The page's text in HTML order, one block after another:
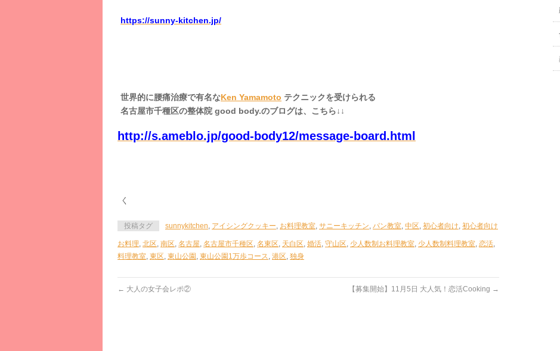
https://sunny-kitchen.jp/
世界的に腰痛治療で有名なKen Yamamoto テクニックを受けられる
名古屋市千種区の整体院 good body.のブログは、こちら↓↓
http://s.ameblo.jp/good-body12/message-board.html
く
投稿タグ sunnykitchen, アイシングクッキー, お料理教室, サニーキッチン, パン教室, 中区, 初心者向け, 初心者向け
お料理, 北区, 南区, 名古屋, 名古屋市千種区, 名東区, 天白区, 婚活, 守山区, 少人数制お料理教室, 少人数制料理教室, 恋活,
料理教室, 東区, 東山公園 , 東山公園1万歩コース, 港区, 独身
← 大人の女子会レポ② 【募集開始】11月5日 大人気！恋活Cooking →